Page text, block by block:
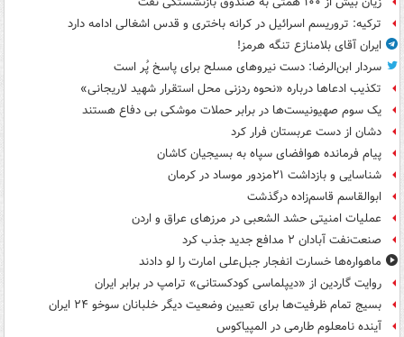
ترکیه: تروریسم اسرائیل در کرانه باختری و قدس اشغالی ادامه دارد
ایران آقای بلامنازع تنگه هرمز!
سردار ابن‌الرضا: دست نیروهای مسلح برای پاسخ پُر است
تکذیب ادعاها درباره «نحوه ردزنی محل استقرار شهید لاریجانی»
یک‌ سوم صهیونیست‌ها در برابر حملات موشکی بی دفاع هستند
دشان از دست عربستان فرار کرد
پیام فرمانده هوافضای سپاه به بسیجیان کاشان
شناسایی و بازداشت ۲۱مزدور موساد در کرمان
ابوالقاسم قاسم‌زاده درگذشت
عملیات امنیتی حشد الشعبی در مرزهای عراق و اردن
صنعت‌نفت آبادان ۲ مدافع جدید جذب کرد
ماهواره‌ها خسارت انفجار جبل‌علی امارت را لو دادند
روایت گاردین از «دیپلماسی کودکستانی» ترامپ در برابر ایران
بسیج تمام ظرفیت‌ها برای تعیین وضعیت دیگر خلبانان سوخو ۲۴ ایران
آینده نامعلوم طارمی در المپیاکوس